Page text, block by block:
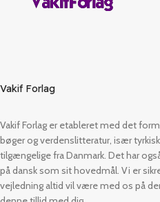
Vakif Forlag
Vakif Forlag er etableret med det
bøger og verdenslitteratur, især
tilgængelige fra Danmark. Det har
på dansk som sit hovedmål. Vi er
vejledning altid vil være med os på